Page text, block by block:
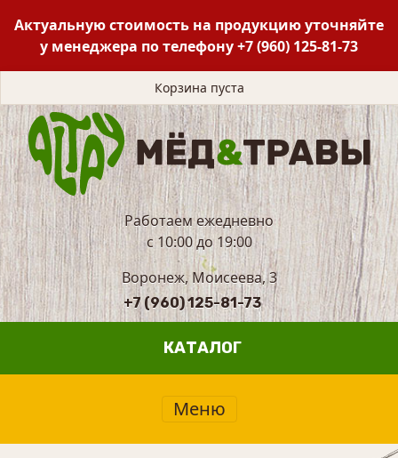
Актуальную стоимость на продукцию уточняйте
у менеджера по телефону+7 (960) 125-81-73
Корзина пуста
Работаем ежедневно
с 10:00 до 19:00
Воронеж, Моисеева, 3
+7 (960) 125-81-73
КАТАЛОГ
Меню